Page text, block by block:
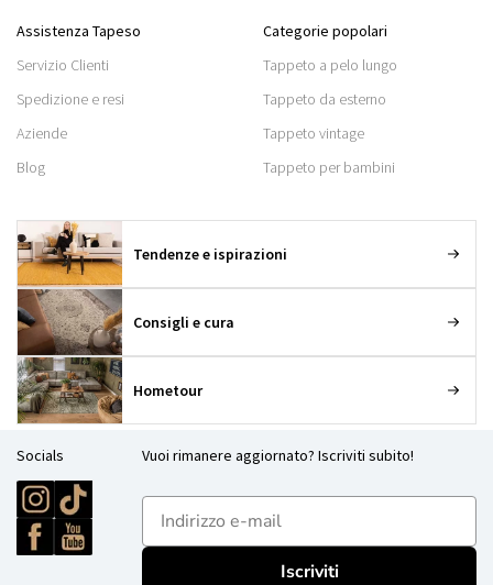
Assistenza Tapeso
Servizio Clienti
Spedizione e resi
Aziende
Blog
Categorie popolari
Tappeto a pelo lungo
Tappeto da esterno
Tappeto vintage
Tappeto per bambini
Tendenze e ispirazioni
Consigli e cura
Hometour
Socials Vuoi rimanere aggiornato? Iscriviti subito!
E-mailadres
Iscriviti